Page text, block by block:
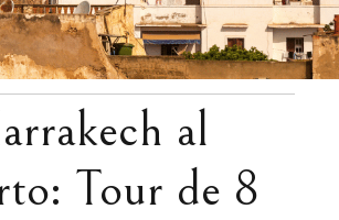
al
Tour de 8